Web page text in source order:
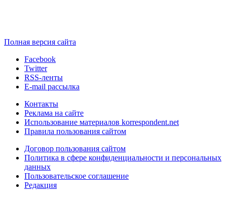
Полная версия сайта
Facebook
Twitter
RSS-ленты
E-mail рассылка
Контакты
Реклама на сайте
Использование материалов korrespondent.net
Правила пользования сайтом
Договор пользования сайтом
Политика в сфере конфиденциальности и персональных
данных
Пользовательское соглашение
Редакция